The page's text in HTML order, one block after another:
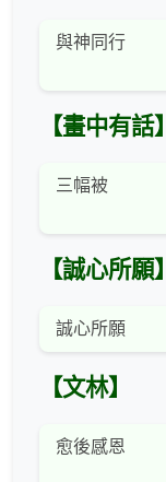
與神同行
【畫中有話】
三幅被
【誠心所願】
誠心所願
【文林】
愈後感恩